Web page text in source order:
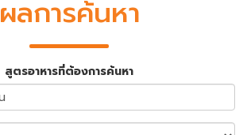
ผลการค้นหา
สูตรอาหารที่ต้องการค้นหา